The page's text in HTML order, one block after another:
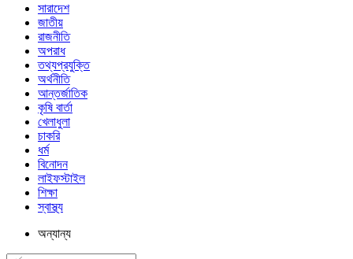
সারাদেশ
জাতীয়
রাজনীতি
অপরাধ
তথ্যপ্রযুক্তি
অর্থনীতি
আন্তর্জাতিক
কৃষি বার্তা
খেলাধুলা
চাকরি
ধর্ম
বিনোদন
লাইফস্টাইল
শিক্ষা
স্বাস্থ্য
অন্যান্য